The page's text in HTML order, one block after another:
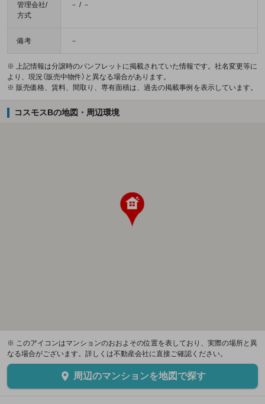
管理会社/
方式
－ / －
備考 －
※ 上記情報は分譲時のパンフレットに掲載されていた情報です。社名変更等に
より、現況（販売中物件）と異なる場合があります。
※ 販売価格、賃料、間取り、専有面積は、過去の掲載事例を表示しています。
コスモスBの地図・周辺環境
※ このアイコンはマンションのおおよその位置を表しており、実際の場所と異
なる場合がございます。詳しくは不動産会社に直接ご確認ください。
周辺のマンションを地図で探す